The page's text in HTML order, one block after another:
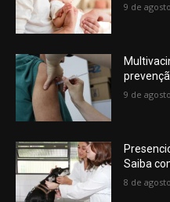
9 de
9 de
Saiba
8 de